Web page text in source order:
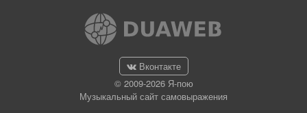
Вконтакте
© 2009-2026 Я-пою
Музыкальный сайт самовыражения